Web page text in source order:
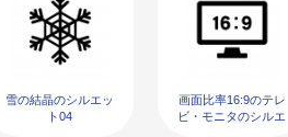
雪の結晶のシルエッ
ト04
画面比率16:9のテレ
ビ・モニタのシルエ